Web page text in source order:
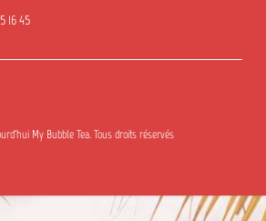
16 45
My Bubble Tea. Tous droits réservés